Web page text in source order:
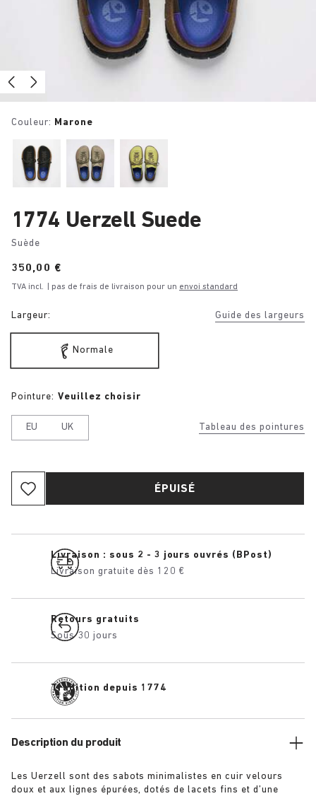
Couleur: Marone
1774 Uerzell Suede
Suède
Price:
350,00 €
TVA incl. | pas de frais de livraison pour un envoi standard
Largeur: Guide des largeurs
Normale
Tableau des pointures
Pointure: Veuillez choisir
EU UK
ÉPUISÉ
Livraison : sous 2 - 3 jours ouvrés (BPost)
Livraison gratuite dès 120 €
Retours gratuits
Sous 30 jours
Tradition depuis 1774
Description du produit
Les Uerzell sont des sabots minimalistes en cuir velours
doux et aux lignes épurées, dotés de lacets fins et d’une